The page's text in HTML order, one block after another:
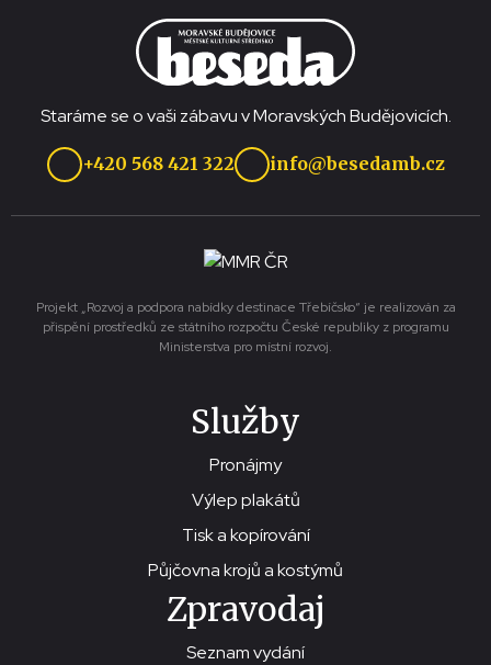
Staráme se o vaši zábavu v Moravských Budějovicích.
+420 568 421 322 info@besedamb.cz
Projekt „Rozvoj a podpora nabídky destinace Třebíčsko“ je realizován za
přispění prostředků ze státního rozpočtu České republiky z programu
Ministerstva pro místní rozvoj.
Služby
Pronájmy
Výlep plakátů
Tisk a kopírování
Půjčovna krojů a kostýmů
Zpravodaj
Seznam vydání